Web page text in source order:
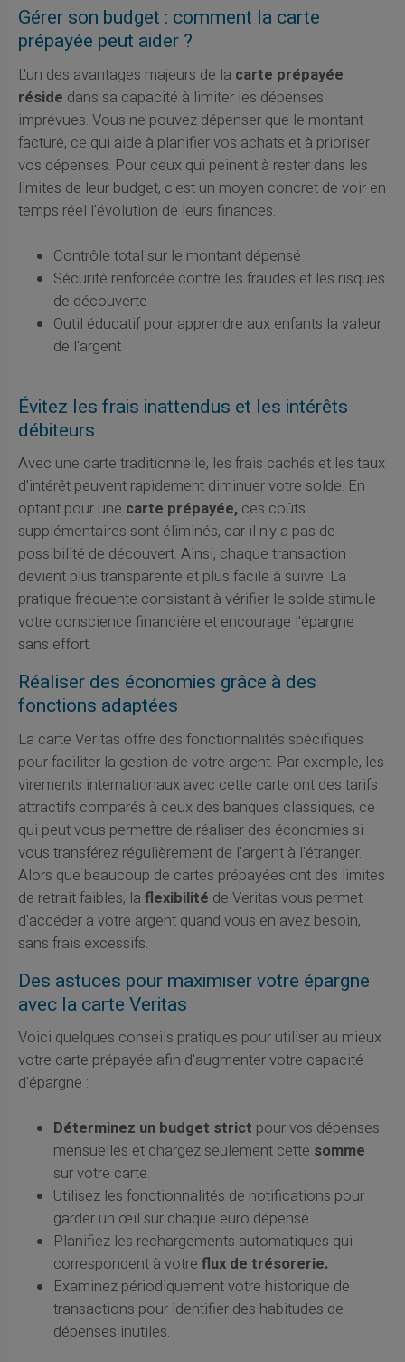
Gérer son budget : comment la carte
prépayée peut aider ?
L'un des avantages majeurs de la carte prépayée
réside dans sa capacité à limiter les dépenses
imprévues. Vous ne pouvez dépenser que le montant
facturé, ce qui aide à planifier vos achats et à prioriser
vos dépenses. Pour ceux qui peinent à rester dans les
limites de leur budget, c'est un moyen concret de voir en
temps réel l'évolution de leurs finances.
Contrôle total sur le montant dépensé
Sécurité renforcée contre les fraudes et les risques
de découverte
Outil éducatif pour apprendre aux enfants la valeur
de l'argent
Évitez les frais inattendus et les intérêts
débiteurs
Avec une carte traditionnelle, les frais cachés et les taux
d'intérêt peuvent rapidement diminuer votre solde. En
optant pour une carte prépayée,ces coûts
supplémentaires sont éliminés, car il n'y a pas de
possibilité de découvert. Ainsi, chaque transaction
devient plus transparente et plus facile à suivre. La
pratique fréquente consistant à vérifier le solde stimule
votre conscience financière et encourage l'épargne
sans effort.
Réaliser des économies grâce à des
fonctions adaptées
La carte Veritas offre des fonctionnalités spécifiques
pour faciliter la gestion de votre argent. Par exemple, les
virements internationaux avec cette carte ont des tarifs
attractifs comparés à ceux des banques classiques, ce
qui peut vous permettre de réaliser des économies si
vous transférez régulièrement de l'argent à l'étranger.
Alors que beaucoup de cartes prépayées ont des limites
de retrait faibles, la flexibilité de Veritas vous permet
d'accéder à votre argent quand vous en avez besoin,
sans frais excessifs.
Des astuces pour maximiser votre épargne
avec la carte Veritas
Voici quelques conseils pratiques pour utiliser au mieux
votre carte prépayée afin d'augmenter votre capacité
d'épargne :
Déterminez un budget strict pour vos dépenses
mensuelles et chargez seulement cette somme
sur votre carte.
Utilisez les fonctionnalités de notifications pour
garder un œil sur chaque euro dépensé.
Planifiez les rechargements automatiques qui
correspondent à votre flux de trésorerie.
Examinez périodiquement votre historique de
transactions pour identifier des habitudes de
dépenses inutiles.